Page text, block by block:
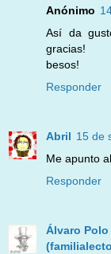
Anónimo
Así da
gracias!
besos!
Responder
Abril 15 de
Me apunto
Responder
Álvaro Polo